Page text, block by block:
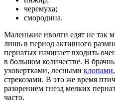
черемуха;
смородина.
Маленькие иволги едят не так
лишь в период активного
пернатых начинает входить
в большом количестве. В
уховертками, лесными клопами
стрекозами. В это же время
разорением гнезд мелких
часто.